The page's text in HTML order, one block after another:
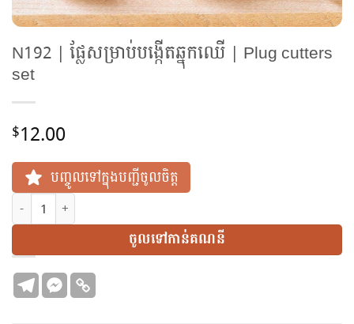
N192 | ផ្លែសម្រាប់បង្កើតឆ្នុកឈើ | Plug cutters
set
$12.00
បញ្ចូលទៅក្នុងបញ្ជីចូលចិត្ត
N192 | ផ្លែសម្រាប់បង្កើតឆ្នុកឈើ | Plug cutters set quantity
ចូលទៅកាន់គណនី